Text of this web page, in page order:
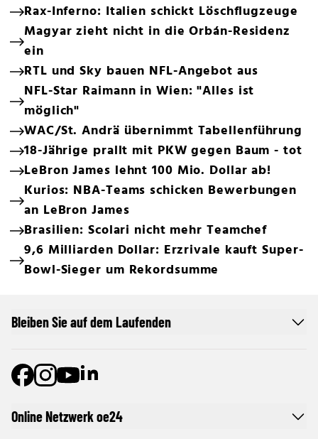
Rax-Inferno: Italien schickt Löschflugzeuge
Magyar zieht nicht in die Orbán-Residenz
ein
RTL und Sky bauen NFL-Angebot aus
NFL-Star Raimann in Wien: "Alles ist
möglich"
WAC/St. Andrä übernimmt Tabellenführung
18-Jährige prallt mit PKW gegen Baum - tot
LeBron James lehnt 100 Mio. Dollar ab!
Kurios: NBA-Teams schicken Bewerbungen
an LeBron James
Brasilien: Scolari nicht mehr Teamchef
9,6 Milliarden Dollar: Erzrivale kauft Super-
Bowl-Sieger um Rekordsumme
Online Netzwerk oe24
Bleiben Sie auf dem Laufenden